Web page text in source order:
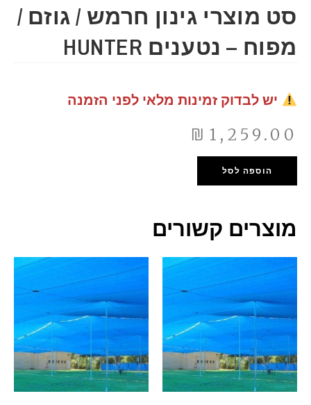
סט מוצרי גינון חרמש / גוזם /
מפוח – נטענים HUNTER
יש לבדוק זמינות מלאי לפני הזמנה
₪ 1,259.00
הוספה לסל
מוצרים קשורים